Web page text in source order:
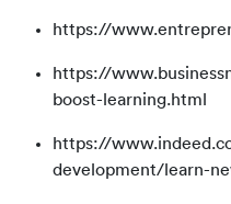
https://
https://
boost-learning.html
https://
development/learn-